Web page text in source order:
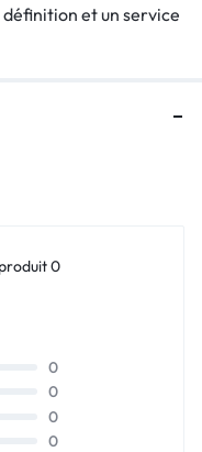
et un service
0
0
0
0
0